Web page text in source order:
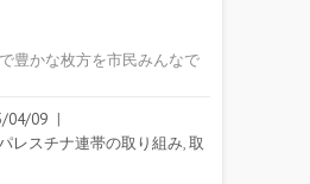
豊かな枚方を市民みんなで
04/09 |
レスチナ連帯の取り組み,取